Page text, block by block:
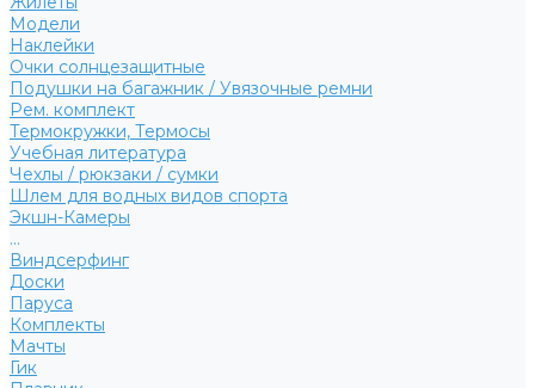
Модели
Наклейки
Очки солнцезащитные
Подушки на багажник / Увязочные ремни
Рем. комплект
Термокружки, Термосы
Учебная литература
Чехлы / рюкзаки / сумки
Шлем для водных видов спорта
Экшн-Камеры
...
Виндсерфинг
Доски
Паруса
Комплекты
Мачты
Гик